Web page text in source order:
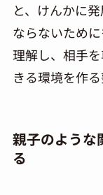
と、けんかに
ならないため
理解し、相手
きる環境を作
親子のような
る